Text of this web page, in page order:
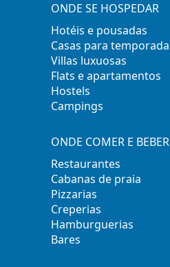
ONDE SE HOSPEDAR
Hotéis e pousadas
Casas para temporada
Villas luxuosas
Flats e apartamentos
Hostels
Campings
ONDE COMER E BEBER
Restaurantes
Cabanas de praia
Pizzarias
Creperias
Hamburguerias
Bares